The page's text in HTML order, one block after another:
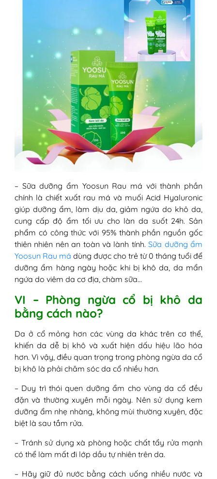
– Sữa dưỡng ẩm Yoosun Rau má với thành phần
chính là chiết xuất rau má và muối Acid Hyaluronic
giúp dưỡng ẩm, làm dịu da, giảm ngứa do khô da,
cung cấp độ ẩm tối ưu cho làn da suốt 24h. Sản
phẩm có công thức với 95% thành phần nguồn gốc
thiên nhiên nên an toàn và lành tính.Sữa dưỡng ẩm
Yoosun Rau má dùng được cho trẻ từ 0 tháng tuổi để
dưỡng ẩm hàng ngày hoặc khi bị khô da, da mẩn
ngứa do viêm da cơ địa, chàm sữa…
VI – Phòng ngừa cổ bị khô da
bằng cách nào?
Da ở cổ mỏng hơn các vùng da khác trên cơ thể,
khiến da dễ bị khô và xuất hiện dấu hiệu lão hóa
hơn. Vì vậy, điều quan trọng trong phòng ngừa da cổ
bị khô là phải chăm sóc da cổ nhiều hơn.
– Duy trì thói quen dưỡng ẩm cho vùng da cổ đều
đặn và thường xuyên mỗi ngày. Nên sử dụng kem
dưỡng ẩm nhẹ nhàng, không mùi thường xuyên, đặc
biệt là sau tắm rửa.
– Tránh sử dụng xà phòng hoặc chất tẩy rửa mạnh
có thể làm mất đi lớp dầu tự nhiên trên da.
– Hãy giữ đủ nước bằng cách uống nhiều nước và